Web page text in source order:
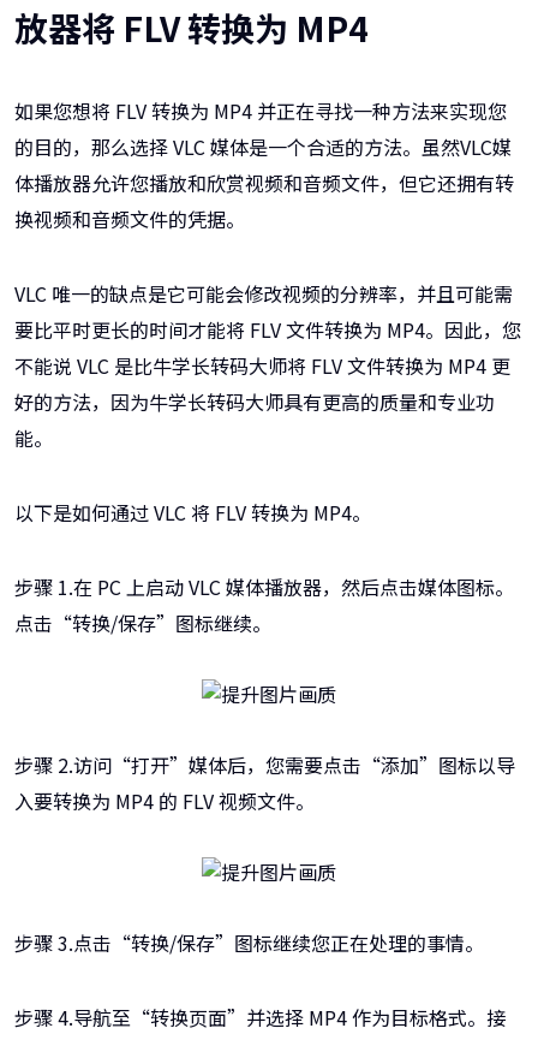
放器将 FLV 转换为 MP4
如果您想将 FLV 转换为 MP4 并正在寻找一种方法来实现您
的目的，那么选择 VLC 媒体是一个合适的方法。虽然VLC媒
体播放器允许您播放和欣赏视频和音频文件，但它还拥有转
换视频和音频文件的凭据。
VLC 唯一的缺点是它可能会修改视频的分辨率，并且可能需
要比平时更长的时间才能将 FLV 文件转换为 MP4。因此，您
不能说 VLC 是比牛学长转码大师将 FLV 文件转换为 MP4 更
好的方法，因为牛学长转码大师具有更高的质量和专业功
能。
以下是如何通过 VLC 将 FLV 转换为 MP4。
步骤 1.在 PC 上启动 VLC 媒体播放器，然后点击媒体图标。
点击“转换/保存”图标继续。
步骤 2.访问“打开”媒体后，您需要点击“添加”图标以导
入要转换为 MP4 的 FLV 视频文件。
步骤 3.点击“转换/保存”图标继续您正在处理的事情。
步骤 4.导航至“转换页面”并选择 MP4 作为目标格式。接